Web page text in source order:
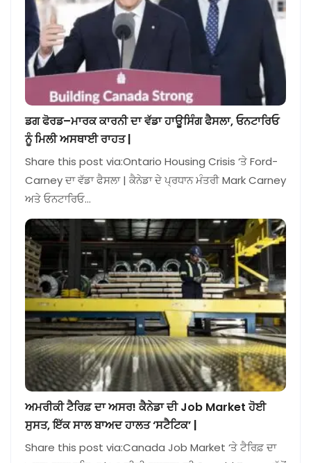
ਡਗ ਫੋਰਡ–ਮਾਰਕ ਕਾਰਨੀ ਦਾ ਵੱਡਾ ਹਾਊਸਿੰਗ ਫੈਸਲਾ, ਓਨਟਾਰਿਓ
ਨੂੰ ਮਿਲੀ ਅਸਥਾਈ ਰਾਹਤ |
Share this post via:Ontario Housing Crisis ‘ਤੇ Ford-
Carney ਦਾ ਵੱਡਾ ਫੈਸਲਾ | ਕੈਨੇਡਾ ਦੇ ਪ੍ਰਧਾਨ ਮੰਤਰੀ Mark Carney
ਅਤੇ ਓਨਟਾਰਿਓ…
ਅਮਰੀਕੀ ਟੈਰਿਫ਼ ਦਾ ਅਸਰ! ਕੈਨੇਡਾ ਦੀ Job Market ਹੋਈ
ਸੁਸਤ, ਇੱਕ ਸਾਲ ਬਾਅਦ ਹਾਲਤ ‘ਸਟੈਟਿਕ’ |
Share this post via:Canada Job Market ‘ਤੇ ਟੈਰਿਫ਼ ਦਾ